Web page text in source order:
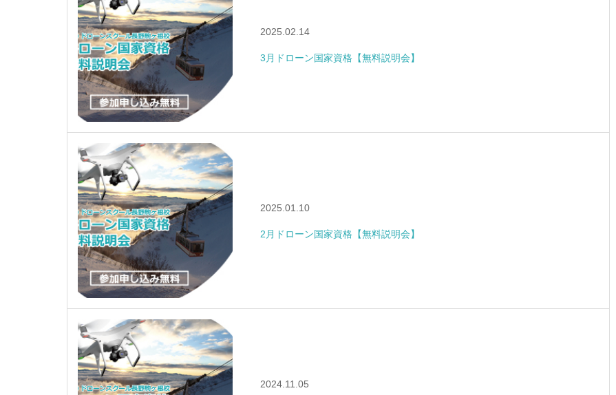
2025.02.14
3月ドローン国家資格【無料説明会】
2025.01.10
2月ドローン国家資格【無料説明会】
2024.11.05